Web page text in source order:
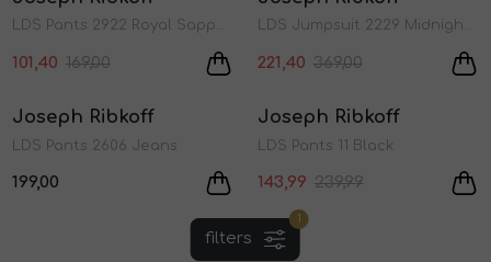
101,40 169,00 221,40 369,00
1/1
Joseph Ribkoff
LDS Pants 2606 Jeans
199,00
1/1
Sale
Joseph Ribkoff
LDS Pants 11 Black
143,99 239,99
filters